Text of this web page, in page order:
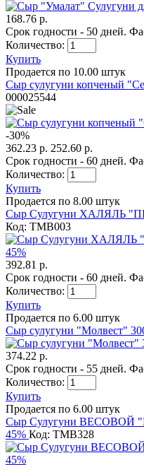
168.76 р.
Срок годности - 50 дней.
Количество:
Купить
Продается по 10.00 штук
Сыр сулугуни копченый
000025544
-30%
362.23 р. 252.60 р.
Срок годности - 60 дней.
Количество:
Купить
Продается по 8.00 штук
Сыр Сулугуни ХАЛЯЛЬ
Код: TMB003
392.81 р.
Срок годности - 60 дней.
Количество:
Купить
Продается по 6.00 штук
Сыр сулугуни "Молвест"
374.22 р.
Срок годности - 55 дней.
Количество:
Купить
Продается по 6.00 штук
Сыр Сулугуни ВЕСОВОЙ
45% Код: TMB328